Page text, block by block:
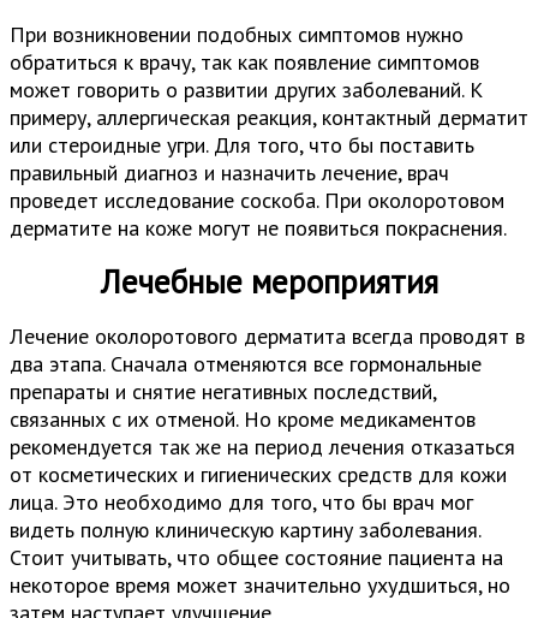
При возникновении подобных симптомов нужно
обратиться к врачу, так как появление симптомов
может говорить о развитии других заболеваний. К
примеру, аллергическая реакция, контактный дерматит
или стероидные угри. Для того, что бы поставить
правильный диагноз и назначить лечение, врач
проведет исследование соскоба. При околоротовом
дерматите на коже могут не появиться покраснения.
Лечебные мероприятия
Лечение околоротового дерматита всегда проводят в
два этапа. Сначала отменяются все гормональные
препараты и снятие негативных последствий,
связанных с их отменой. Но кроме медикаментов
рекомендуется так же на период лечения отказаться
от косметических и гигиенических средств для кожи
лица. Это необходимо для того, что бы врач мог
видеть полную клиническую картину заболевания.
Стоит учитывать, что общее состояние пациента на
некоторое время может значительно ухудшиться, но